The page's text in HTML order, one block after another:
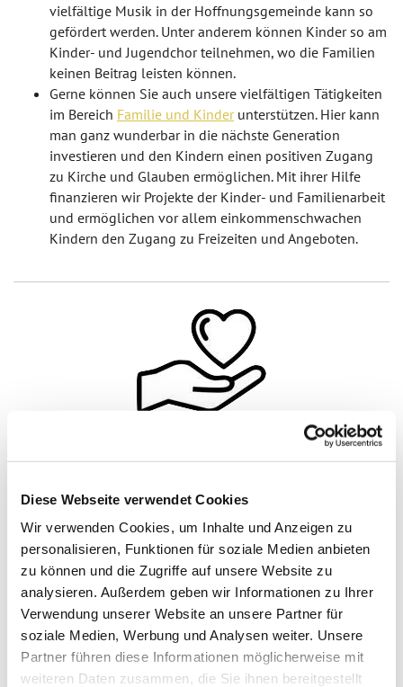
Diese Webseite verwendet Cookies
Wir verwenden Cookies, um Inhalte und Anzeigen zu
personalisieren, Funktionen für soziale Medien anbieten
zu können und die Zugriffe auf unsere Website zu
analysieren. Außerdem geben wir Informationen zu Ihrer
Verwendung unserer Website an unsere Partner für
soziale Medien, Werbung und Analysen weiter. Unsere
Partner führen diese Informationen möglicherweise mit
weiteren Daten zusammen, die Sie ihnen bereitgestellt
vielfältige Musik in der Hoffnungsgemeinde kann so
gefördert werden. Unter anderem können Kinder so am
Kinder- und Jugendchor teilnehmen, wo die Familien
keinen Beitrag leisten können.
Gerne können Sie auch unsere vielfältigen Tätigkeiten
im Bereich Familie und Kinderunterstützen. Hier kann
man ganz wunderbar in die nächste Generation
investieren und den Kindern einen positiven Zugang
zu Kirche und Glauben ermöglichen. Mit ihrer Hilfe
finanzieren wir Projekte der Kinder- und Familienarbeit
und ermöglichen vor allem einkommenschwachen
Kindern den Zugang zu Freizeiten und Angeboten.
Unser Spendenkonto
Dies ist unser Spendenkonto bei der Evangelischen
Bank eG:
IBAN: DE26 5206 0410 0004 1007 94
BIC: GENODEF1EK1
Bitte geben Sie Ihren Namen und den